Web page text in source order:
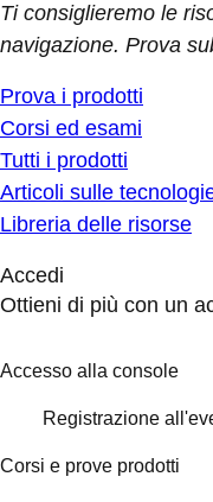
Ti consiglieremo le
navigazione. Prova
Prova i prodotti
Corsi ed esami
Tutti i prodotti
Articoli sulle
Libreria delle risorse
Accedi
Ottieni di più con un
Accesso alla console
Registrazione
Corsi e prove prodotti